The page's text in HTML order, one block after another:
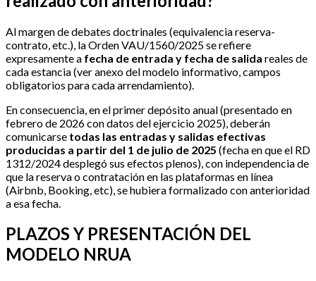
Al margen de debates doctrinales (equivalencia reserva-
contrato, etc.), la Orden VAU/1560/2025 se refiere
expresamente a fecha de entrada y fecha de salida reales de
cada estancia (ver anexo del modelo informativo, campos
obligatorios para cada arrendamiento).
En consecuencia, en el primer depósito anual (presentado en
febrero de 2026 con datos del ejercicio 2025), deberán
comunicarse todas las entradas y salidas efectivas
producidas a partir del 1 de julio de 2025 (fecha en que el RD
1312/2024 desplegó sus efectos plenos), con independencia de
que la reserva o contratación en las plataformas en línea
(Airbnb, Booking, etc), se hubiera formalizado con anterioridad
a esa fecha.
PLAZOS Y PRESENTACIÓN DEL
MODELO NRUA